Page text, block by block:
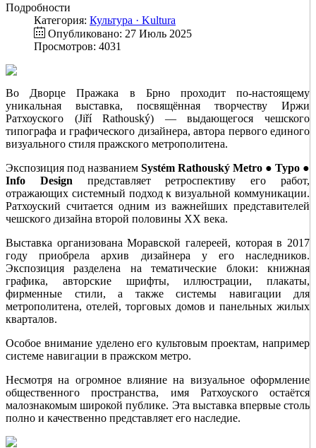
Подробности
Категория: Культура · Kultura
Опубликовано: 27 Июль 2025
Просмотров: 4031
Во Дворце Пражака в Брно проходит по-настоящему
уникальная выставка, посвящённая творчеству Иржи
Ратхоуского (Jiří Rathouský) — выдающегося чешского
типографа и графического дизайнера, автора первого единого
визуального стиля пражского метрополитена.
Экспозиция под названием Systém Rathouský Metro ● Typo ●
Info Design представляет ретроспективу его работ,
отражающих системный подход к визуальной коммуникации.
Ратхоуский считается одним из важнейших представителей
чешского дизайна второй половины XX века.
Выставка организована Моравской галереей, которая в 2017
году приобрела архив дизайнера у его наследников.
Экспозиция разделена на тематические блоки: книжная
графика, авторские шрифты, иллюстрации, плакаты,
фирменные стили, а также системы навигации для
метрополитена, отелей, торговых домов и панельных жилых
кварталов.
Особое внимание уделено его культовым проектам, например
системе навигации в пражском метро.
Несмотря на огромное влияние на визуальное оформление
общественного пространства, имя Ратхоуского остаётся
малознакомым широкой публике. Эта выставка впервые столь
полно и качественно представляет его наследие.